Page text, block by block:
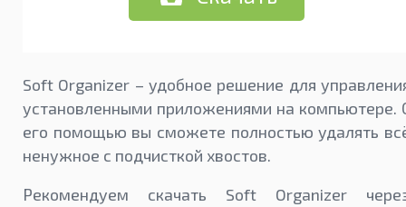
Soft Organizer – удобное решение для
установленными приложениями на компьютере.
его помощью вы сможете полностью удалять
ненужное с подчисткой хвостов.
Рекомендуем скачать Soft Organizer